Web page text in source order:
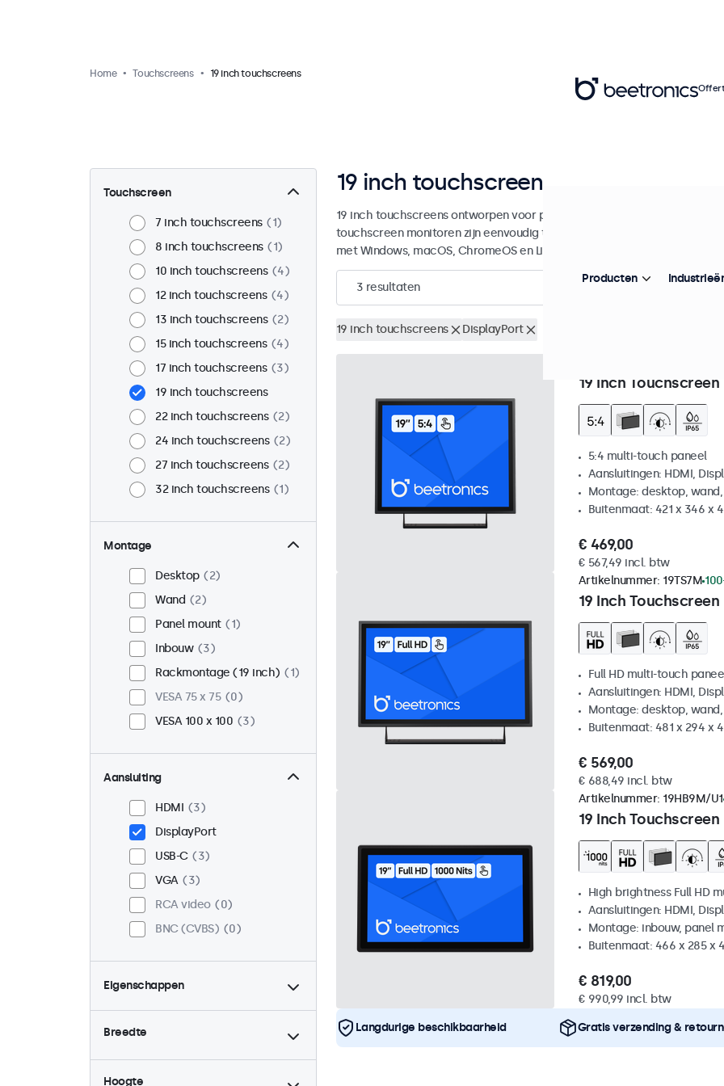
Home Touchscreens 19 inch touchscreens
Touchscreen
7 inch touchscreens
1
8 inch touchscreens
1
10 inch touchscreens
4
12 inch touchscreens
4
13 inch touchscreens
2
15 inch touchscreens
4
17 inch touchscreens
3
19 inch touchscreens
22 inch touchscreens
2
24 inch touchscreens
2
27 inch touchscreens
2
32 inch touchscreens
1
Montage
Desktop
2
Wand
2
Panel mount
1
Inbouw
3
Rackmontage (19 inch)
1
VESA 75 x 75
0
VESA 100 x 100
3
Aansluiting
HDMI
3
DisplayPort
USB-C
3
VGA
3
RCA video
0
BNC (CVBS)
0
Eigenschappen
4:3 / 5:4
1
Dimbaar
3
Breedte
Hoogte
19 inch touchscreen monitoren
19 inch touchscreens ontworpen voor professionele toepassingen en
touchscreen monitoren zijn eenvoudig te integreren in elke applicatie
met Windows, macOS, ChromeOS en Linux besturingssystemen.
3 resultaten
19 inch touchscreens DisplayPort
19 Inch
5:4 multi-touch paneel
Aansluitingen: HDMI,
Montage: desktop,
Buitenmaat: 421 x 346 x
€ 469,00
€ 567,49 incl. btw
19 Inch
Artikelnummer: 19TS7M
Full HD multi-touch
Aansluitingen: HDMI,
Montage: desktop,
Buitenmaat: 481 x 294 x
€ 569,00
€ 688,49 incl. btw
19 Inch
Artikelnummer: 19HB9M/U1
High brightness Full HD
Aansluitingen: HDMI,
Montage: inbouw, panel
Buitenmaat: 466 x 285 x
€ 819,00
€ 990,99 incl. btw
Langdurige beschikbaarheid Gratis verzending &
Producten